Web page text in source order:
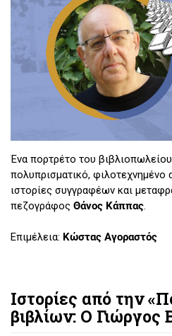
Ένα πορτρέτο του
πολυπρισματικό, φιλοτεχνημένο
ιστορίες συγγραφέων και
πεζογράφος Θάνος Κάππας.
Επιμέλεια: Κώστας Αγοραστός
Ιστορίες από την
βιβλίων: Ο Γιώργος